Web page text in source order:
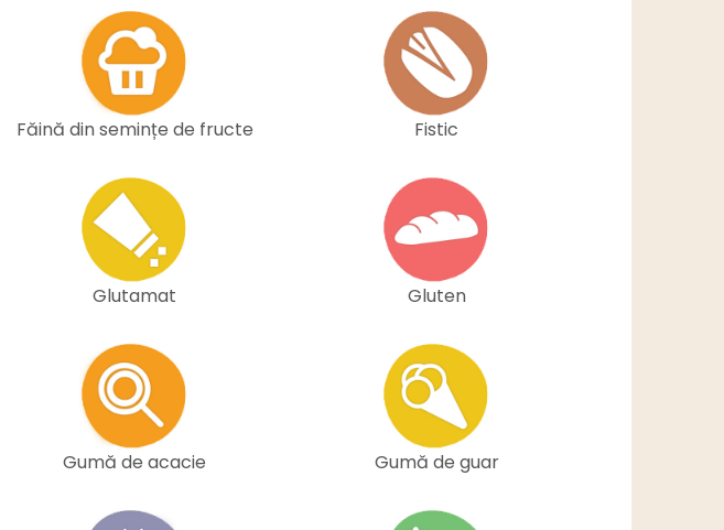
Făină din semințe de fructe Fistic
Glutamat Gluten
Gumă de acacie Gumă de guar